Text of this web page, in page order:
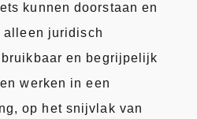
kunnen doorstaan en
alleen juridisch
bruikbaar en begrijpelijk
werken in een
op het snijvlak van